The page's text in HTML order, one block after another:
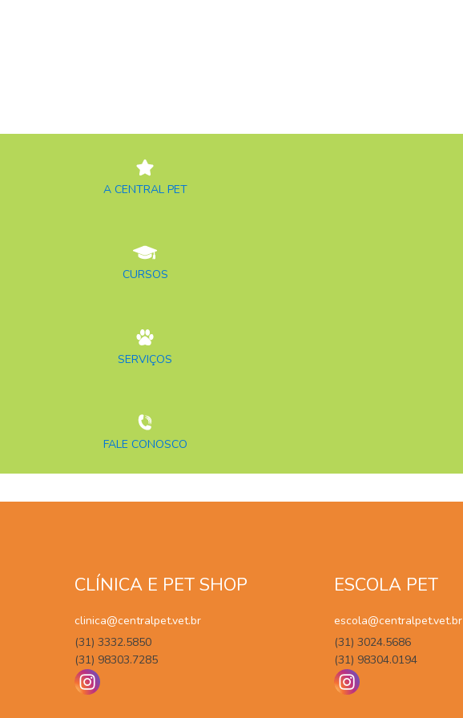
A CENTRAL PET
CURSOS
SERVIÇOS
FALE CONOSCO
CLÍNICA E PET SHOP
clinica@centralpet.vet.br
(31) 3332.5850
(31) 98303.7285
ESCOLA PET
escola@centralpet.vet.br
(31) 3024.5686
(31) 98304.0194